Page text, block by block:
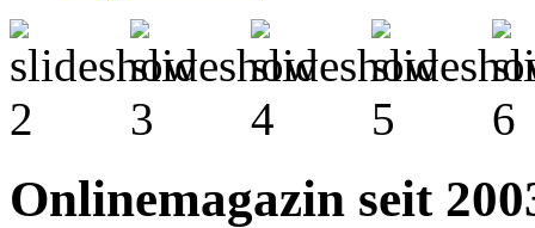
Onlinemagazin seit